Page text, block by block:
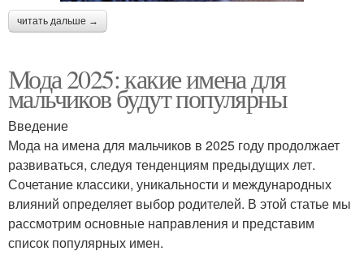
читать дальше →
Мода 2025: какие имена для
мальчиков будут популярны
Введение
Мода на имена для мальчиков в 2025 году продолжает
развиваться, следуя тенденциям предыдущих лет.
Сочетание классики, уникальности и международных
влияний определяет выбор родителей. В этой статье мы
рассмотрим основные направления и представим
список популярных имен.